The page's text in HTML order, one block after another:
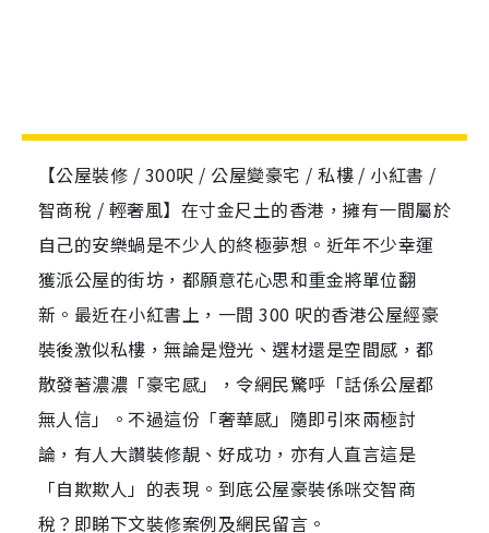
【公屋裝修 / 300呎 / 公屋變豪宅 / 私樓 / 小紅書 /
智商稅 / 輕奢風】在寸金尺土的香港，擁有一間屬於
自己的安樂蝸是不少人的終極夢想。近年不少幸運
獲派公屋的街坊，都願意花心思和重金將單位翻
新。最近在小紅書上，一間 300 呎的香港公屋經豪
裝後激似私樓，無論是燈光、選材還是空間感，都
散發著濃濃「豪宅感」，令網民驚呼「話係公屋都
無人信」。不過這份「奢華感」隨即引來兩極討
論，有人大讚裝修靚、好成功，亦有人直言這是
「自欺欺人」的表現。到底公屋豪裝係咪交智商
稅？即睇下文裝修案例及網民留言。